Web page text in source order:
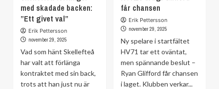
både
målskytt
för
Luleå
i
förlusten
för
fjärde
raka
förlusten
efter
kollaps
med skadade backen:
”Ett givet val”
Erik Pettersson
november 29, 2025
Vad som hänt Skellefteå
har valt att förlänga
kontraktet med sin back,
trots att han just nu är
får chansen
Erik Pettersson
november 29, 2025
Ny spelare i startfältet
HV71 tar ett oväntat,
men spännande beslut –
Ryan Glifford får chansen
i laget. Klubben verkar...